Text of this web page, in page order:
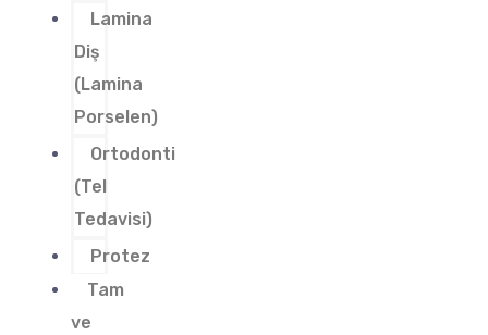
Lamina
Diş
(Lamina
Porselen)
Ortodonti
(Tel
Tedavisi)
Protez
Tam
ve